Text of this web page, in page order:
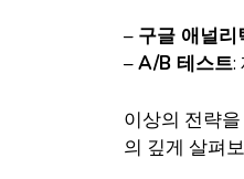
– 구글 애널리
–A/B 테스트:
이상의 전략
의 깊게 살펴